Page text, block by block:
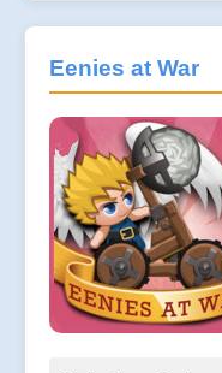
Eenies at War